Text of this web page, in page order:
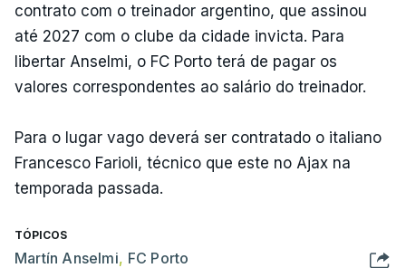
contrato com o treinador argentino, que assinou
até 2027 com o clube da cidade invicta. Para
libertar Anselmi, o FC Porto terá de pagar os
valores correspondentes ao salário do treinador.
Para o lugar vago deverá ser contratado o italiano
Francesco Farioli, técnico que este no Ajax na
temporada passada.
TÓPICOS
Martín Anselmi, FC Porto